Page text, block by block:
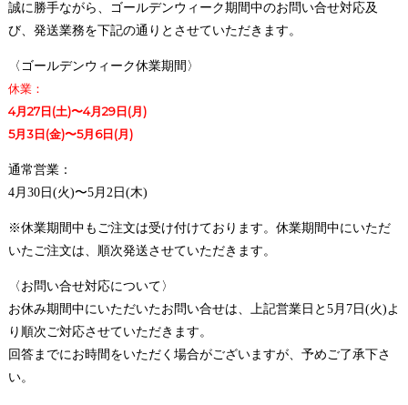
誠に勝手ながら、ゴールデンウィーク期間中のお問い合せ対応及
び、発送業務を下記の通りとさせていただきます。
〈ゴールデンウィーク休業期間〉
休業：
4月27日(土)〜4月29日(月)
5月3日(金)〜5月6日(月)
通常営業：
4月30日(火)〜5月2日(木)
※休業期間中もご注文は受け付けております。休業期間中にいただ
いたご注文は、順次発送させていただきます。
〈お問い合せ対応について〉
お休み期間中にいただいたお問い合せは、上記営業日と5月7日(火)よ
り順次ご対応させていただきます。
回答までにお時間をいただく場合がございますが、予めご了承下さ
い。